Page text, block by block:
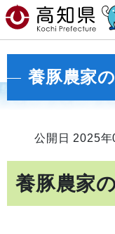
養豚農家
公開日 2025年
養豚農家